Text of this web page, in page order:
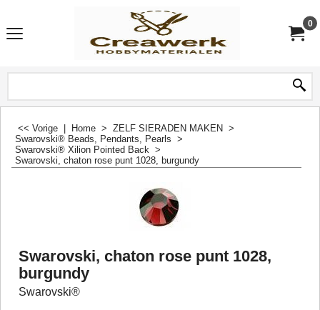
0
<< Vorige Home > ZELF SIERADEN MAKEN >
Swarovski® Beads, Pendants, Pearls >
Swarovski® Xilion Pointed Back >
Swarovski, chaton rose punt 1028, burgundy
Swarovski, chaton rose punt 1028,
burgundy
Swarovski®